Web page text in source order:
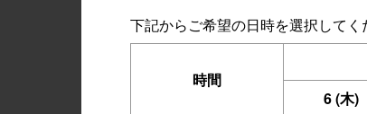
下記からご希望の日時を選択してく
時間
6(木)